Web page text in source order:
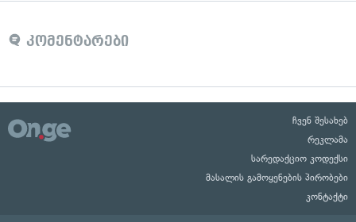
კომენტარები
ჩვენ შესახებ
რეკლამა
სარედაქციო კოდექსი
მასალის გამოყენების პირობები
კონტაქტი